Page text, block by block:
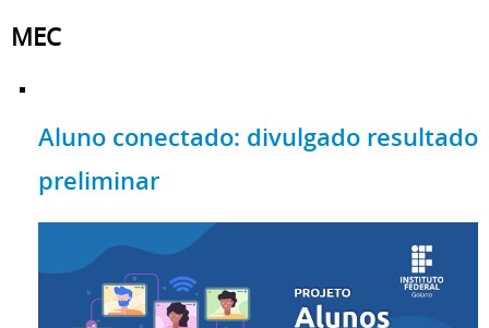
MEC
Aluno conectado: divulgado resultado
preliminar